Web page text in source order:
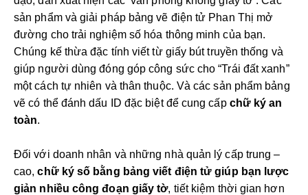
sản phẩm và giải pháp bảng vẽ điện tử Phan Thị mở
đường cho trải nghiệm số hóa thông minh của bạn.
Chúng kế thừa đặc tính viết từ giấy bút truyền thống và
giúp người dùng đóng góp công sức cho “Trái đất xanh”
một cách tự nhiên và thân thuộc. Và các sản phẩm bảng
vẽ có thể đánh dấu ID đặc biệt để cung cấp chữ ký an
toàn.
Đối với doanh nhân và những nhà quản lý cấp trung –
cao,chữ ký số bằng bảng viết điện tử giúp bạn lược
giản nhiều công đoạn giấy tờ, tiết kiệm thời gian hơn